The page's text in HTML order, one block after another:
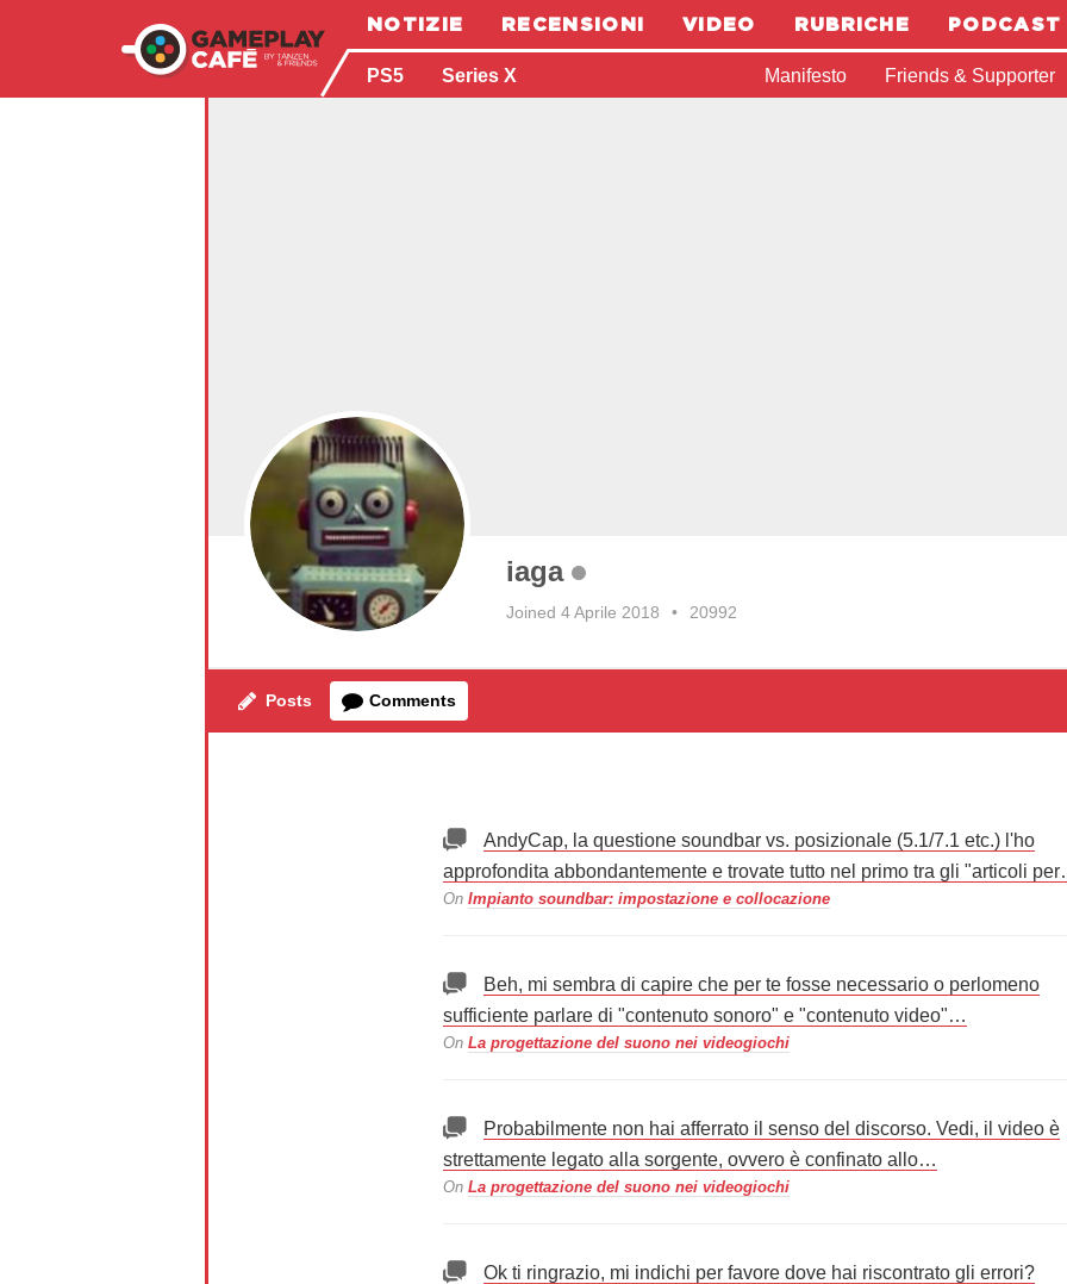
NOTIZIE RECENSIONI VIDEO RUBRICHE PODCAST
PS5 Series X Manifesto Friends & Supporter
iaga
Joined 4 Aprile 2018 • 20992
Posts Comments
AndyCap, la questione soundbar vs. posizionale (5.1/7.1 etc.) l'ho
approfondita abbondantemente e trovate tutto nel primo tra gli "articoli
On Impianto soundbar: impostazione e collocazione
Beh, mi sembra di capire che per te fosse necessario o perlomeno
sufficiente parlare di "contenuto sonoro" e "contenuto video"…
On La progettazione del suono nei videogiochi
Probabilmente non hai afferrato il senso del discorso. Vedi, il video è
strettamente legato alla sorgente, ovvero è confinato allo…
On La progettazione del suono nei videogiochi
Ok ti ringrazio, mi indichi per favore dove hai riscontrato gli errori?